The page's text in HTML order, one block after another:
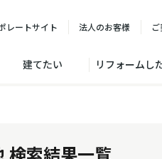
レートサイト 法人のお客様 ご
建てたい リフォームし